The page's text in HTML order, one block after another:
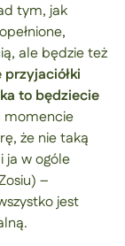
tym, jak
ale będzie też
przyjaciółki
to będziecie
momencie
że nie taką
ja w ogóle
–
jest